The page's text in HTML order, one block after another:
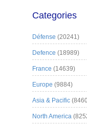
Categories
Défense (20241)
Defence (18989)
France (14639)
Europe (9884)
Asia & Pacific
North America